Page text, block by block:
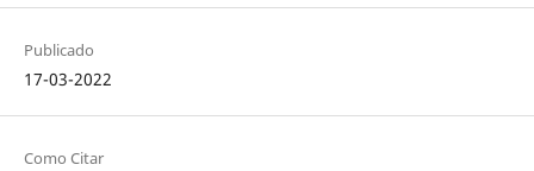
Publicado
17-03-2022
Como Citar